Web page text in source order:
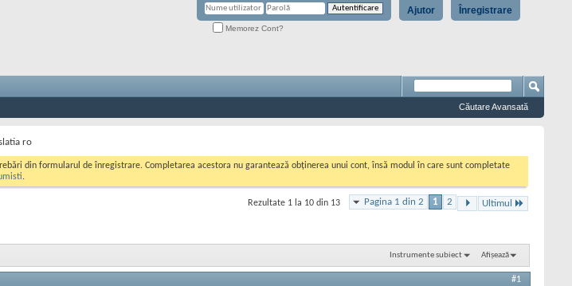
Înregistrare
Ajutor
Memorez Cont?
Căutare Avansată
ro
din formularul de înregistrare. Completarea acestora nu garantează obținerea unui cont, însă modul în care sunt completate
.
Pagina 1 din 2 1 2 Ultimul
Rezultate 1 la 10 din 13
Instrumente subiect Afișează
#1